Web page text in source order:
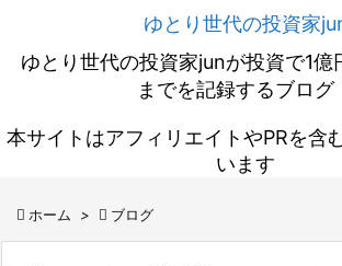
ゆとり世代の投資家
ゆとり世代の投資家junが投資で1億
までを記録するブログ
本サイトはアフィリエイトやPRを含
います
 ホーム >  ブログ